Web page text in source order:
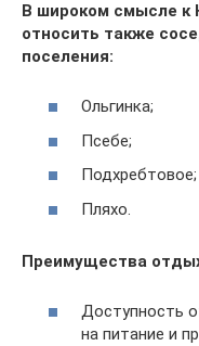
В широком смысле к
относить также
поселения:
Ольгинка;
Псебе;
Подхребтовое;
Пляхо.
Преимущества
Доступность
на питание и